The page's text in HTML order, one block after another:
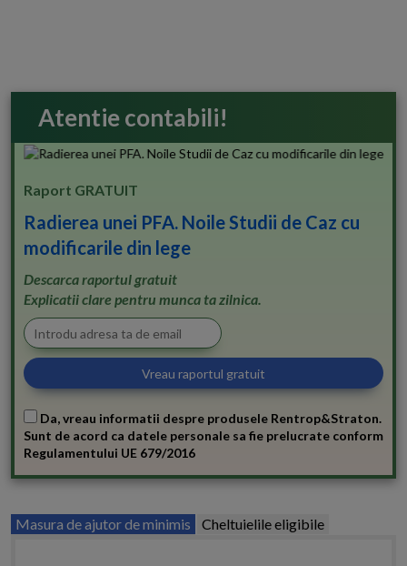
Atentie contabili!
Raport GRATUIT
Radierea unei PFA. Noile Studii de Caz cu
modificarile din lege
Descarca raportul gratuit
Explicatii clare pentru munca ta zilnica.
Da, vreau informatii despre produsele Rentrop&Straton.
Sunt de acord ca datele personale sa fie prelucrate conform
Regulamentului UE 679/2016
Masura de ajutor de minimis Cheltuielile eligibile